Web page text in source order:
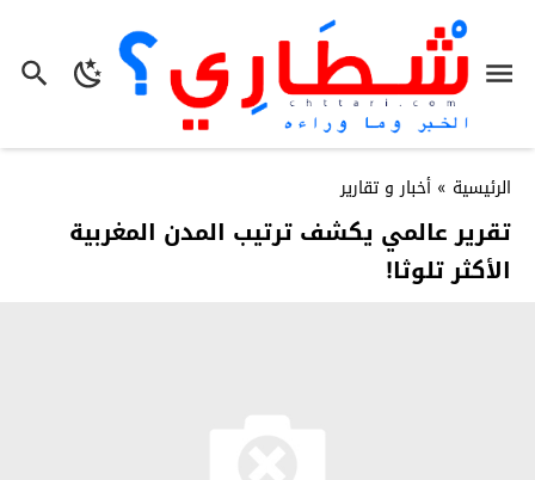
الرئيسية » أخبار و تقارير
تقرير عالمي يكشف ترتيب المدن المغربية
الأكثر تلوثا!